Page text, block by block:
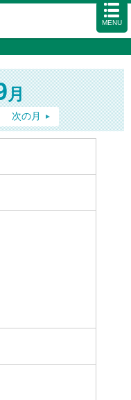
MENU
カリキュラム
学校生活
月
次の月